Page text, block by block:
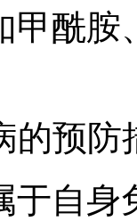
甲酰胺
的预防
于自身